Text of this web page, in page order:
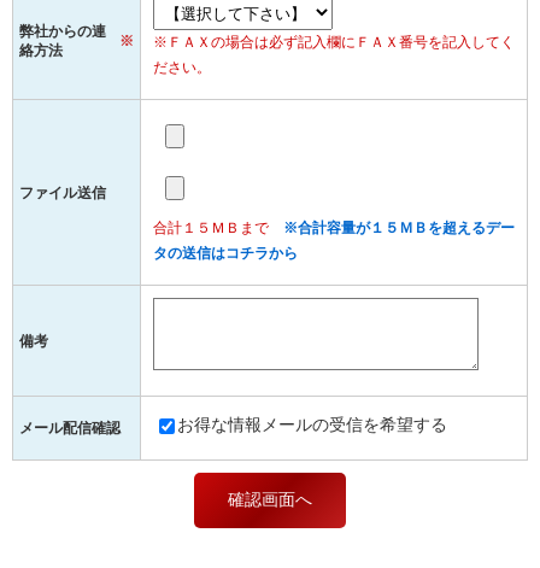
弊社からの連
絡方法
※
※ＦＡＸの場合は必ず記入欄にＦＡＸ番号を記入してく
ださい。
ファイル送信
合計１５ＭＢまで
※合計容量が１５ＭＢを超えるデー
タの送信はコチラから
備考
メール配信確認 お得な情報メールの受信を希望する
確認画面へ